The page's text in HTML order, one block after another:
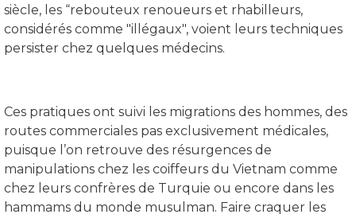
siècle, les “rebouteux renoueurs et rhabilleurs,
considérés comme "illégaux", voient leurs techniques
persister chez quelques médecins.
Ces pratiques ont suivi les migrations des hommes, des
routes commerciales pas exclusivement médicales,
puisque l’on retrouve des résurgences de
manipulations chez les coiffeurs du Vietnam comme
chez leurs confrères de Turquie ou encore dans les
hammams du monde musulman. Faire craquer les